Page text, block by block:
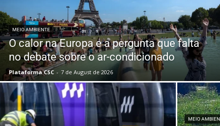
MEIO AMBIENTE
O calor na Europa e a pergunta que falta
no debate sobre o ar-condicionado
Plataforma CSC - 7 de August de 2026
MEIO